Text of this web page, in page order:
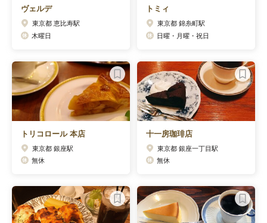
ヴェルデ
東京都 恵比寿駅
木曜日
トミィ
東京都 錦糸町駅
日曜・月曜・祝日
トリコロール 本店
東京都 銀座駅
無休
十一房珈琲店
東京都 銀座一丁目駅
無休